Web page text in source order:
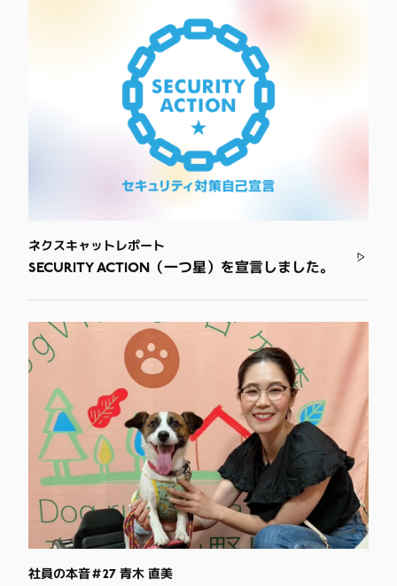
ネクスキャットレポート
SECURITY ACTION（一つ星）を宣言しました。
社員の本音＃27 青木 直美